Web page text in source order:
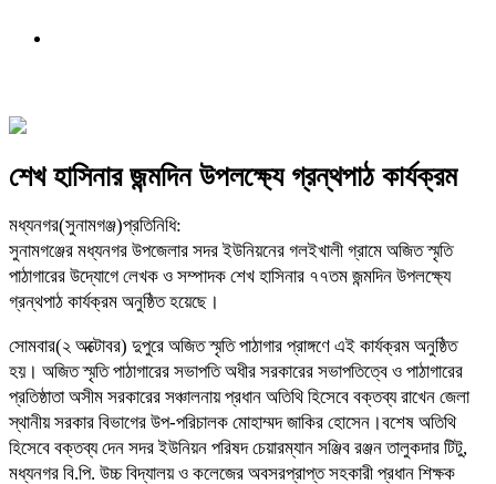
শেখ হাসিনার জন্মদিন উপলক্ষ্যে গ্রন্থপাঠ কার্যক্রম
মধ্যনগর(সুনামগঞ্জ)প্রতিনিধি:
সুনামগঞ্জের মধ্যনগর উপজেলার সদর ইউনিয়নের গলইখালী গ্রামে অজিত স্মৃতি
পাঠাগারের উদ্যোগে লেখক ও সম্পাদক শেখ হাসিনার ৭৭তম জন্মদিন উপলক্ষ্যে
গ্রন্থপাঠ কার্যক্রম অনুষ্ঠিত হয়েছে।
সোমবার(২ অক্টোবর) দুপুরে অজিত স্মৃতি পাঠাগার প্রাঙ্গণে এই কার্যক্রম অনুষ্ঠিত
হয়। অজিত স্মৃতি পাঠাগারের সভাপতি অধীর সরকারের সভাপতিত্বে ও পাঠাগারের
প্রতিষ্ঠাতা অসীম সরকারের সঞ্চালনায় প্রধান অতিথি হিসেবে বক্তব্য রাখেন জেলা
স্থানীয় সরকার বিভাগের উপ-পরিচালক মোহাম্মদ জাকির হোসেন।বশেষ অতিথি
হিসেবে বক্তব্য দেন সদর ইউনিয়ন পরিষদ চেয়ারম্যান সঞ্জিব রঞ্জন তালুকদার টিটু,
মধ্যনগর বি.পি. উচ্চ বিদ্যালয় ও কলেজের অবসরপ্রাপ্ত সহকারী প্রধান শিক্ষক